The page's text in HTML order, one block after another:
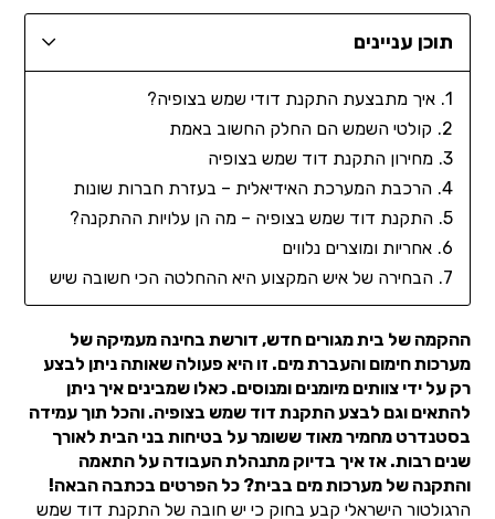
תוכן עניינים
איך מתבצעת התקנת דודי שמש בצופיה?
קולטי השמש הם החלק החשוב באמת
מחירון התקנת דוד שמש בצופיה
הרכבת המערכת האידיאלית – בעזרת חברות שונות
התקנת דוד שמש בצופיה – מה הן עלויות ההתקנה?
אחריות ומוצרים נלווים
הבחירה של איש המקצוע היא ההחלטה הכי חשובה שיש
ההקמה של בית מגורים חדש, דורשת בחינה מעמיקה של
מערכות חימום והעברת מים. זו היא פעולה שאותה ניתן לבצע
רק על ידי צוותים מיומנים ומנוסים. כאלו שמבינים איך ניתן
להתאים וגם לבצע התקנת דוד שמש בצופיה. והכל תוך עמידה
בסטנדרט מחמיר מאוד ששומר על בטיחות בני הבית לאורך
שנים רבות. אז איך בדיוק מתנהלת העבודה על התאמה
והתקנה של מערכות מים בבית? כל הפרטים בכתבה הבאה!
הרגולטור הישראלי קבע בחוק כי יש חובה של התקנת דוד שמש